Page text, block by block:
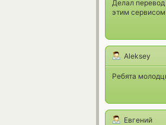
Делал
этим
Aleksey
Ребята
Евгений